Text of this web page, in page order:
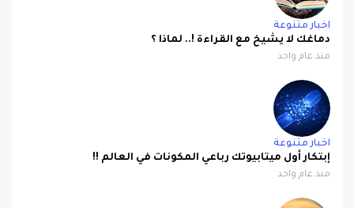
اخبار متنوعة
دماغك لا يشيخ مع القراءة !.. لماذا ؟
منذ عام واحد
اخبار متنوعة
إبتكار أول ميتابيوتك رباعي المكونات في العالم !!
منذ عام واحد